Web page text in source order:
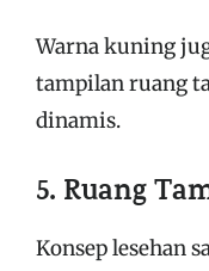
Warna kuning
tampilan ruang
dinamis.
5. Ruang
Konsep lesehan